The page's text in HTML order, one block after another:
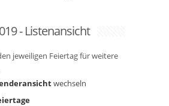
- Listenansicht
jeweiligen Feiertag für weitere
wechseln